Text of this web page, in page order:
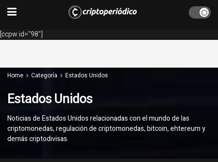
[ccpw id="98"]
Home Categoría Estados Unidos
Estados Unidos
Noticias de Estados Unidos relacionadas con el mundo de las
criptomonedas, regulación de criptomonedas, bitcoin, ehtereum y
demás criptodivisas.